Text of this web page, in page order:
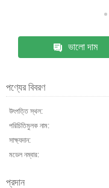
ভালো দাম
পণ্যের বিবরণ
উৎপত্তি স্থল:
পরিচিতিমুলক নাম:
সাক্ষ্যদান:
মডেল নম্বার:
প্রদান